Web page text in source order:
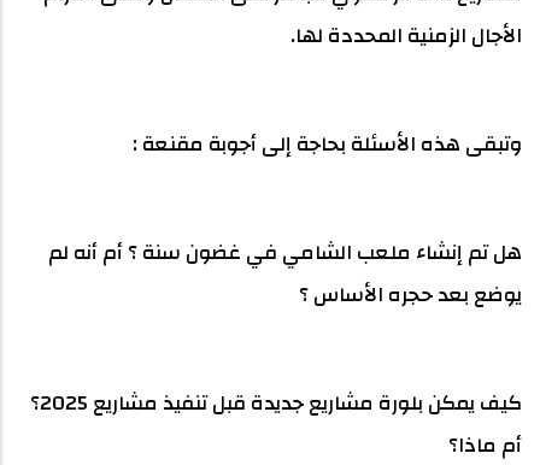
الأجال الزمنية المحددة لها.
وتبقى هذه الأسئلة بحاجة إلى أجوبة مقنعة :
هل تم إنشاء ملعب الشامي في غضون سنة ؟ أم أنه لم
يوضع بعد حجره الأساس ؟
كيف يمكن بلورة مشاريع جديدة قبل تنفيذ مشاريع 2025؟
أم ماذا؟